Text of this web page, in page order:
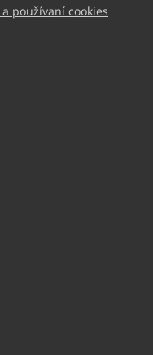
používaní cookies